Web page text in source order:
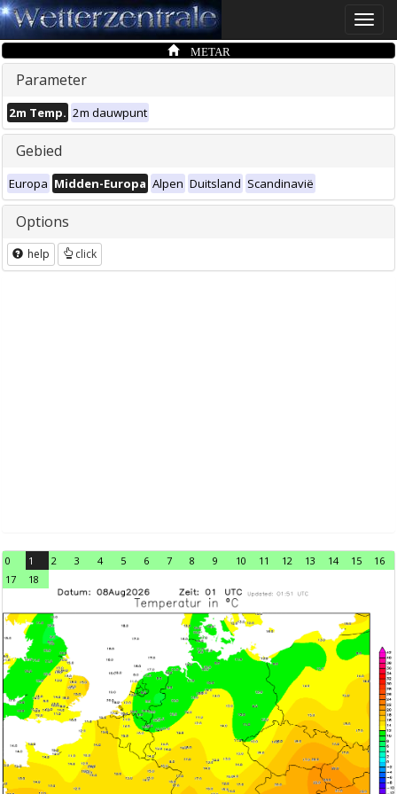
Toggle
METAR
Parameter
2m Temp. 2m dauwpunt
Gebied
Europa Midden-Europa Alpen Duitsland Scandinavië
Options
help click
0 1 2 3 4 5 6 7 8 9 10 11 12 13 14 15
16
17
18